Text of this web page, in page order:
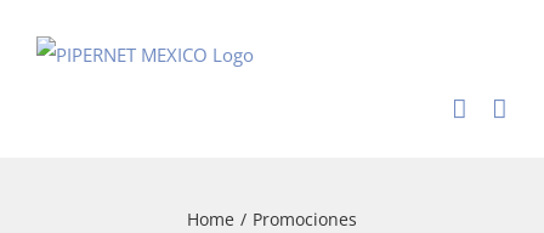
Home / Promociones